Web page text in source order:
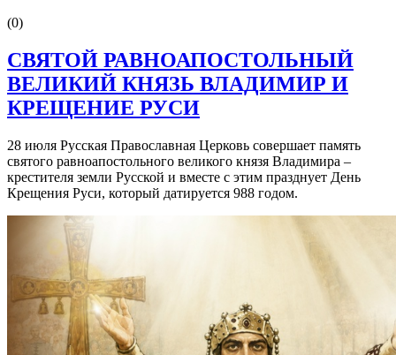
(0)
СВЯТОЙ РАВНОАПОСТОЛЬНЫЙ
ВЕЛИКИЙ КНЯЗЬ ВЛАДИМИР И
КРЕЩЕНИЕ РУСИ
28 июля Русская Православная Церковь совершает память
святого равноапостольного великого князя Владимира –
крестителя земли Русской и вместе с этим празднует День
Крещения Руси, который датируется 988 годом.